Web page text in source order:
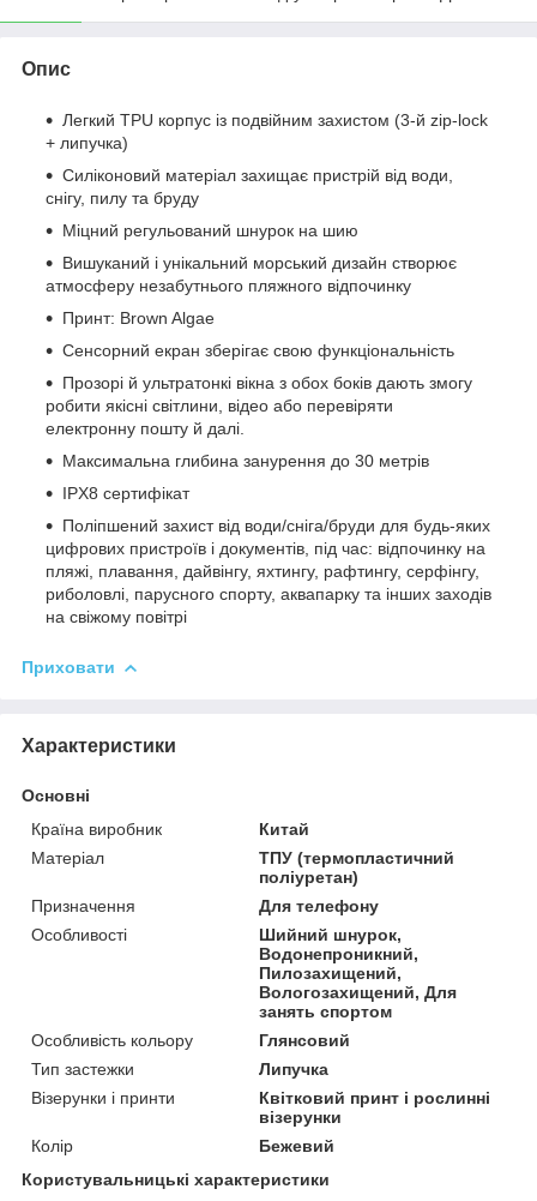
Опис
Легкий TPU корпус із подвійним захистом (3-й zip-lock
+ липучка)
Силіконовий матеріал захищає пристрій від води,
снігу, пилу та бруду
Міцний регульований шнурок на шию
Вишуканий і унікальний морський дизайн створює
атмосферу незабутнього пляжного відпочинку
Принт: Brown Algae
Сенсорний екран зберігає свою функціональність
Прозорі й ультратонкі вікна з обох боків дають змогу
робити якісні світлини, відео або перевіряти
електронну пошту й далі.
Максимальна глибина занурення до 30 метрів
IPX8 сертифікат
Поліпшений захист від води/сніга/бруди для будь-яких
цифрових пристроїв і документів, під час: відпочинку на
пляжі, плавання, дайвінгу, яхтингу, рафтингу, серфінгу,
риболовлі, парусного спорту, аквапарку та інших заходів
на свіжому повітрі
Приховати
Характеристики
Основні
Країна виробник
Китай
Матеріал
ТПУ (термопластичний
поліуретан)
Призначення
Для телефону
Особливості
Шийний шнурок,
Водонепроникний,
Пилозахищений,
Вологозахищений, Для
занять спортом
Особливість кольору
Глянсовий
Тип застежки
Липучка
Візерунки і принти
Квітковий принт і рослинні
візерунки
Колір
Бежевий
Користувальницькі характеристики